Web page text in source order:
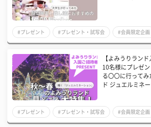
#プレゼント #プレゼント・試写会 #会員限定企画
【よみうりラン
10名様にプレゼ
る〇〇に行ってみ
ド ジュエルミネ
#プレゼント #プレゼント・試写会 #会員限定企画